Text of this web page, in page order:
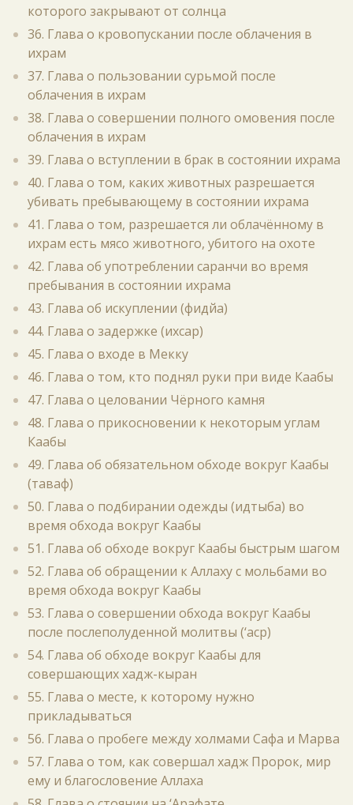
которого закрывают от солнца
36. Глава о кровопускании после облачения в
ихрам
37. Глава о пользовании сурьмой после
облачения в ихрам
38. Глава о совершении полного омовения после
облачения в ихрам
39. Глава о вступлении в брак в состоянии ихрама
40. Глава о том, каких животных разрешается
убивать пребывающему в состоянии ихрама
41. Глава о том, разрешается ли облачённому в
ихрам есть мясо животного, убитого на охоте
42. Глава об употреблении саранчи во время
пребывания в состоянии ихрама
43. Глава об искуплении (фидйа)
44. Глава о задержке (ихсар)
45. Глава о входе в Мекку
46. Глава о том, кто поднял руки при виде Каабы
47. Глава о целовании Чёрного камня
48. Глава о прикосновении к некоторым углам
Каабы
49. Глава об обязательном обходе вокруг Каабы
(таваф)
50. Глава о подбирании одежды (идтыба) во
время обхода вокруг Каабы
51. Глава об обходе вокруг Каабы быстрым шагом
52. Глава об обращении к Аллаху с мольбами во
время обхода вокруг Каабы
53. Глава о совершении обхода вокруг Каабы
после послеполуденной молитвы (‘аср)
54. Глава об обходе вокруг Каабы для
совершающих хадж-кыран
55. Глава о месте, к которому нужно
прикладываться
56. Глава о пробеге между холмами Сафа и Марва
57. Глава о том, как совершал хадж Пророк, мир
ему и благословение Аллаха